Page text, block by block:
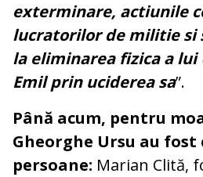
exterminare, actiunile
lucratorilor de militie si
la eliminarea fizica a lui
Emil prin uciderea sa”.
Până acum, pentru
Gheorghe Ursu au
persoane: Marian Clită,